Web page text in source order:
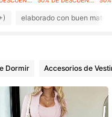
elaborado con buen
Dormir Accesorios de